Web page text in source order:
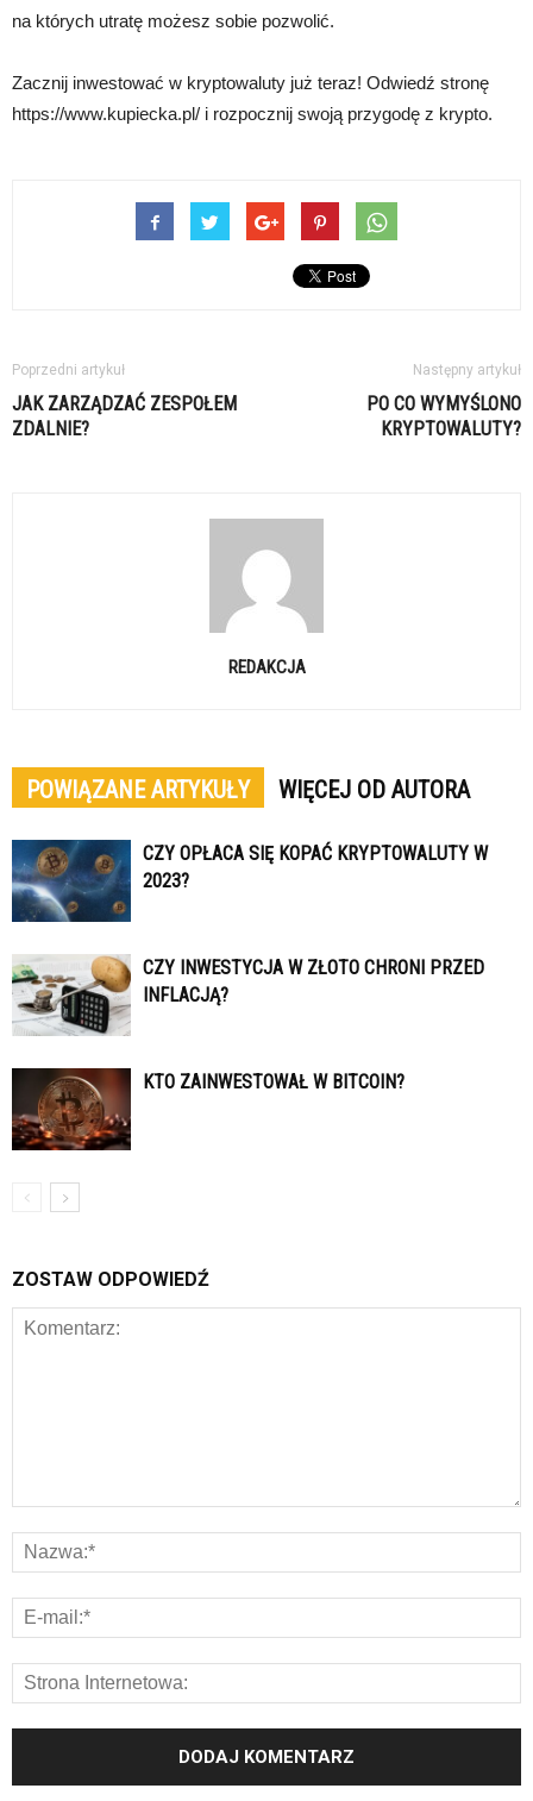
na których utratę możesz sobie pozwolić.
Zacznij inwestować w kryptowaluty już teraz! Odwiedź stronę
https://www.kupiecka.pl/ i rozpocznij swoją przygodę z krypto.
Poprzedni artykuł
JAK ZARZĄDZAĆ ZESPOŁEM
ZDALNIE?
Następny artykuł
PO CO WYMYŚLONO
KRYPTOWALUTY?
REDAKCJA
POWIĄZANE ARTYKUŁY WIĘCEJ OD AUTORA
CZY OPŁACA SIĘ KOPAĆ KRYPTOWALUTY W
2023?
CZY INWESTYCJA W ZŁOTO CHRONI PRZED
INFLACJĄ?
KTO ZAINWESTOWAŁ W BITCOIN?
ZOSTAW ODPOWIEDŹ